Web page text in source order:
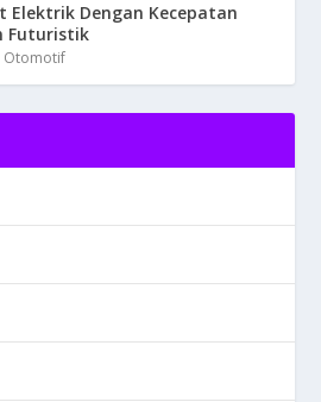
Elektrik Dengan Kecepatan
Futuristik
Otomotif